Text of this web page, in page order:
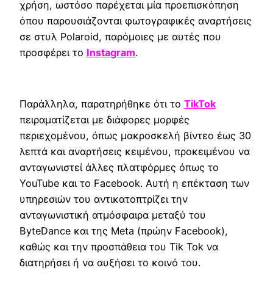
χρήση, ωστόσο παρέχεται μία προεπισκόπηση
όπου παρουσιάζονται φωτογραφικές αναρτήσεις
σε στυλ Polaroid, παρόμοιες με αυτές που
προσφέρει το Instagram.
Παράλληλα, παρατηρήθηκε ότι το TikTok
πειραματίζεται με διάφορες μορφές
περιεχομένου, όπως μακροσκελή βίντεο έως 30
λεπτά και αναρτήσεις κειμένου, προκειμένου να
ανταγωνιστεί άλλες πλατφόρμες όπως το
YouTube και το Facebook. Αυτή η επέκταση των
υπηρεσιών του αντικατοπτρίζει την
ανταγωνιστική ατμόσφαιρα μεταξύ του
ByteDance και της Meta (πρώην Facebook),
καθώς και την προσπάθεια του Tik Tok να
διατηρήσει ή να αυξήσει το κοινό του.